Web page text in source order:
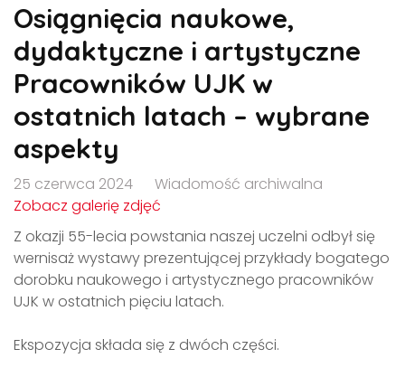
Osiągnięcia naukowe,
dydaktyczne i artystyczne
Pracowników UJK w
ostatnich latach – wybrane
aspekty
25 czerwca 2024
Wiadomość archiwalna
Zobacz galerię zdjęć
Z okazji 55-lecia powstania naszej uczelni odbył się
wernisaż wystawy prezentującej przykłady bogatego
dorobku naukowego i artystycznego pracowników
UJK w ostatnich pięciu latach.
Ekspozycja składa się z dwóch części.